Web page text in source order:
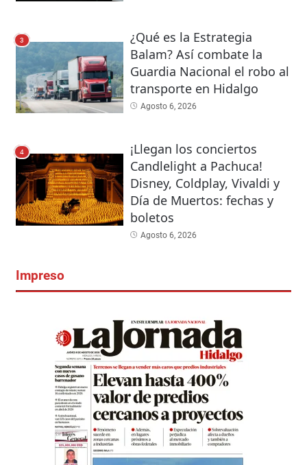
3
¿Qué es la Estrategia
Balam? Así combate la
Guardia Nacional el robo al
transporte en Hidalgo
Agosto 6, 2026
4
¡Llegan los conciertos
Candlelight a Pachuca!
Disney, Coldplay, Vivaldi y
Día de Muertos: fechas y
boletos
Agosto 6, 2026
Impreso